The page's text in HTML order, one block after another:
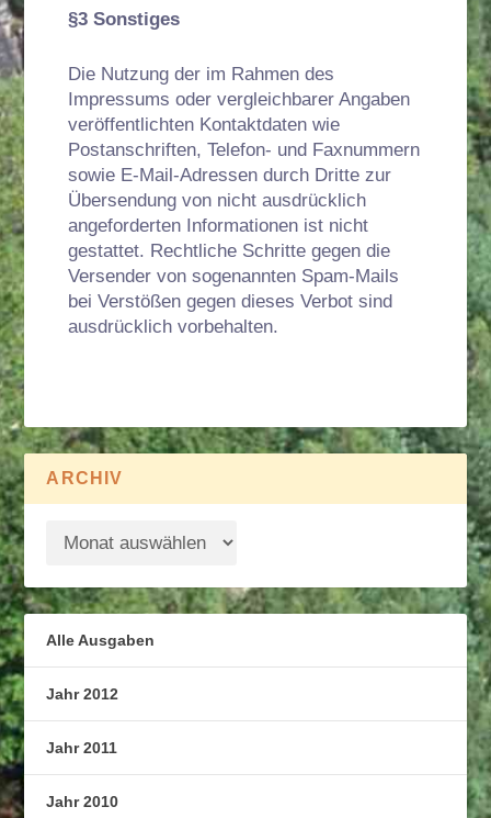
§3 Sonstiges
Die Nutzung der im Rahmen des
Impressums oder vergleichbarer Angaben
veröffentlichten Kontaktdaten wie
Postanschriften, Telefon- und Faxnummern
sowie E-Mail-Adressen durch Dritte zur
Übersendung von nicht ausdrücklich
angeforderten Informationen ist nicht
gestattet. Rechtliche Schritte gegen die
Versender von sogenannten Spam-Mails
bei Verstößen gegen dieses Verbot sind
ausdrücklich vorbehalten.
ARCHIV
Alle Ausgaben
Jahr 2012
Jahr 2011
Jahr 2010